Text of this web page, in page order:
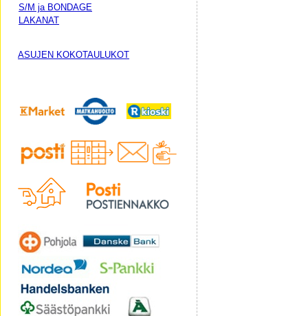
S/M ja BONDAGE
LAKANAT
ASUJEN KOKOTAULUKOT